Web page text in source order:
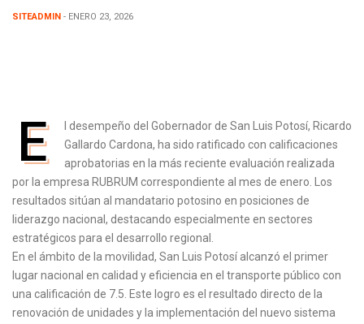
SITEADMIN - ENERO 23, 2026
E
l desempeño del Gobernador de San Luis Potosí, Ricardo
Gallardo Cardona, ha sido ratificado con calificaciones
aprobatorias en la más reciente evaluación realizada
por la empresa RUBRUM correspondiente al mes de enero. Los
resultados sitúan al mandatario potosino en posiciones de
liderazgo nacional, destacando especialmente en sectores
estratégicos para el desarrollo regional.
En el ámbito de la movilidad, San Luis Potosí alcanzó el primer
lugar nacional en calidad y eficiencia en el transporte público con
una calificación de 7.5. Este logro es el resultado directo de la
renovación de unidades y la implementación del nuevo sistema